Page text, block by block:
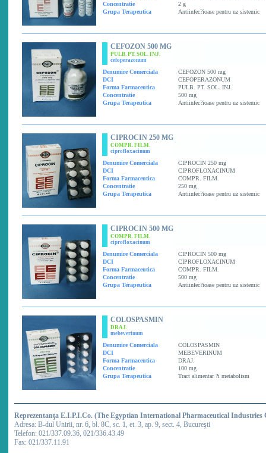
Concentratie
2 g
Grupa Terapeutica
Antiinfec?ioase pentru uz sistemic
CEFOZON 500 MG
PULB. PT. SOL. INJ.
cefoperazonum
Denumire Comerciala
CEFOZON 500 mg
DCI
CEFOPERAZONUM
Forma Farmaceutica
PULB. PT. SOL. INJ.
Concentratie
500 mg
Grupa Terapeutica
Antiinfec?ioase pentru uz sistemic
CIPROCIN 250 MG
COMPR. FILM.
ciprofloxacinum
Denumire Comerciala
CIPROCIN 250 mg
DCI
CIPROFLOXACINUM
Forma Farmaceutica
COMPR. FILM.
Concentratie
250 mg
Grupa Terapeutica
Antiinfec?ioase pentru uz sistemic
CIPROCIN 500 MG
COMPR. FILM.
ciprofloxacinum
Denumire Comerciala
CIPROCIN 500 mg
DCI
CIPROFLOXACINUM
Forma Farmaceutica
COMPR. FILM.
Concentratie
500 mg
Grupa Terapeutica
Antiinfec?ioase pentru uz sistemic
COLOSPASMIN
DRAJ.
mebeverinum
Denumire Comerciala
COLOSPASMIN
DCI
MEBEVERINUM
Forma Farmaceutica
DRAJ.
Concentratie
100 mg
Grupa Terapeutica
Tract alimentar ?i metabolism
Reprezentanţa E.I.P.I.Co. (The Egyptian International Pharmaceutical Industries
Adresa: B-dul Unirii, nr. 6, bl. 8C, sc. 1, et. 3, ap. 9, sect. 4, Bucureşti
Telefon: 021/337.09.36, 021/336.43.49
Fax: 021/337.11.91